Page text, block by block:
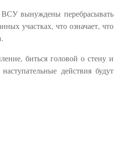
ВСУ вынуждены перебрасывать
участках, что означает, что
биться головой о стену и
действия будут